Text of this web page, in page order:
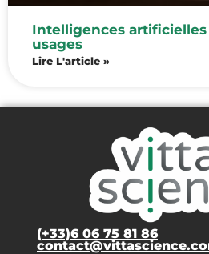
Intelligences artificielles
usages
Lire L'article »
(+33)6 06 75 81 86